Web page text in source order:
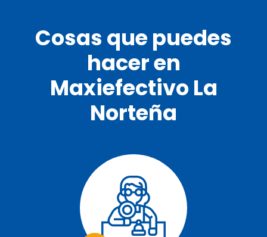
Cosas que puedes
hacer en
Maxiefectivo La
Norteña